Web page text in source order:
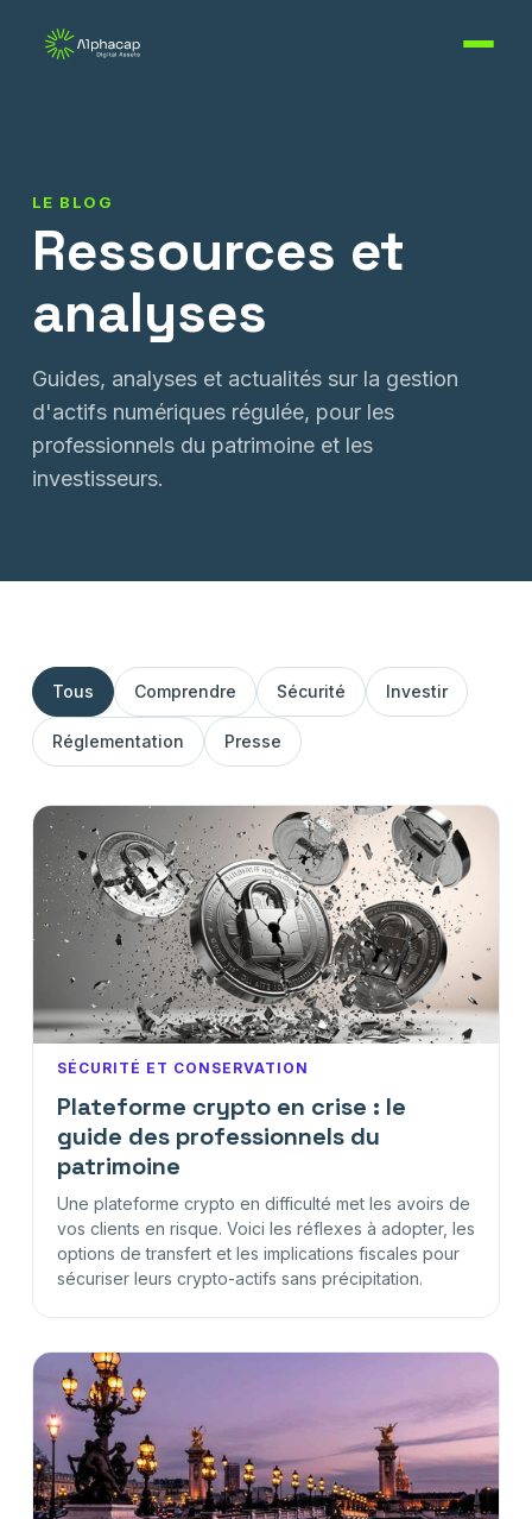
LE BLOG
Ressources et
analyses
Guides, analyses et actualités sur la gestion
d'actifs numériques régulée, pour les
professionnels du patrimoine et les
investisseurs.
Tous Comprendre Sécurité Investir
Réglementation Presse
SÉCURITÉ ET CONSERVATION
Plateforme crypto en crise : le
guide des professionnels du
patrimoine
Une plateforme crypto en difficulté met les avoirs de
vos clients en risque. Voici les réflexes à adopter, les
options de transfert et les implications fiscales pour
sécuriser leurs crypto-actifs sans précipitation.